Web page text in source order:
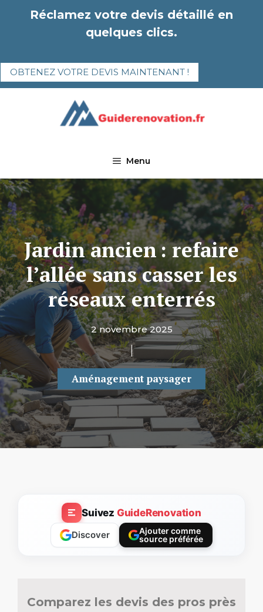
Réclamez votre devis détaillé en
quelques clics.
OBTENEZ VOTRE DEVIS MAINTENANT !
Menu
Jardin ancien : refaire
l’allée sans casser les
réseaux enterrés
2 novembre 2025
Aménagement paysager
Suivez GuideRenovation
Discover
Ajouter comme
source préférée
Comparez les devis des pros près